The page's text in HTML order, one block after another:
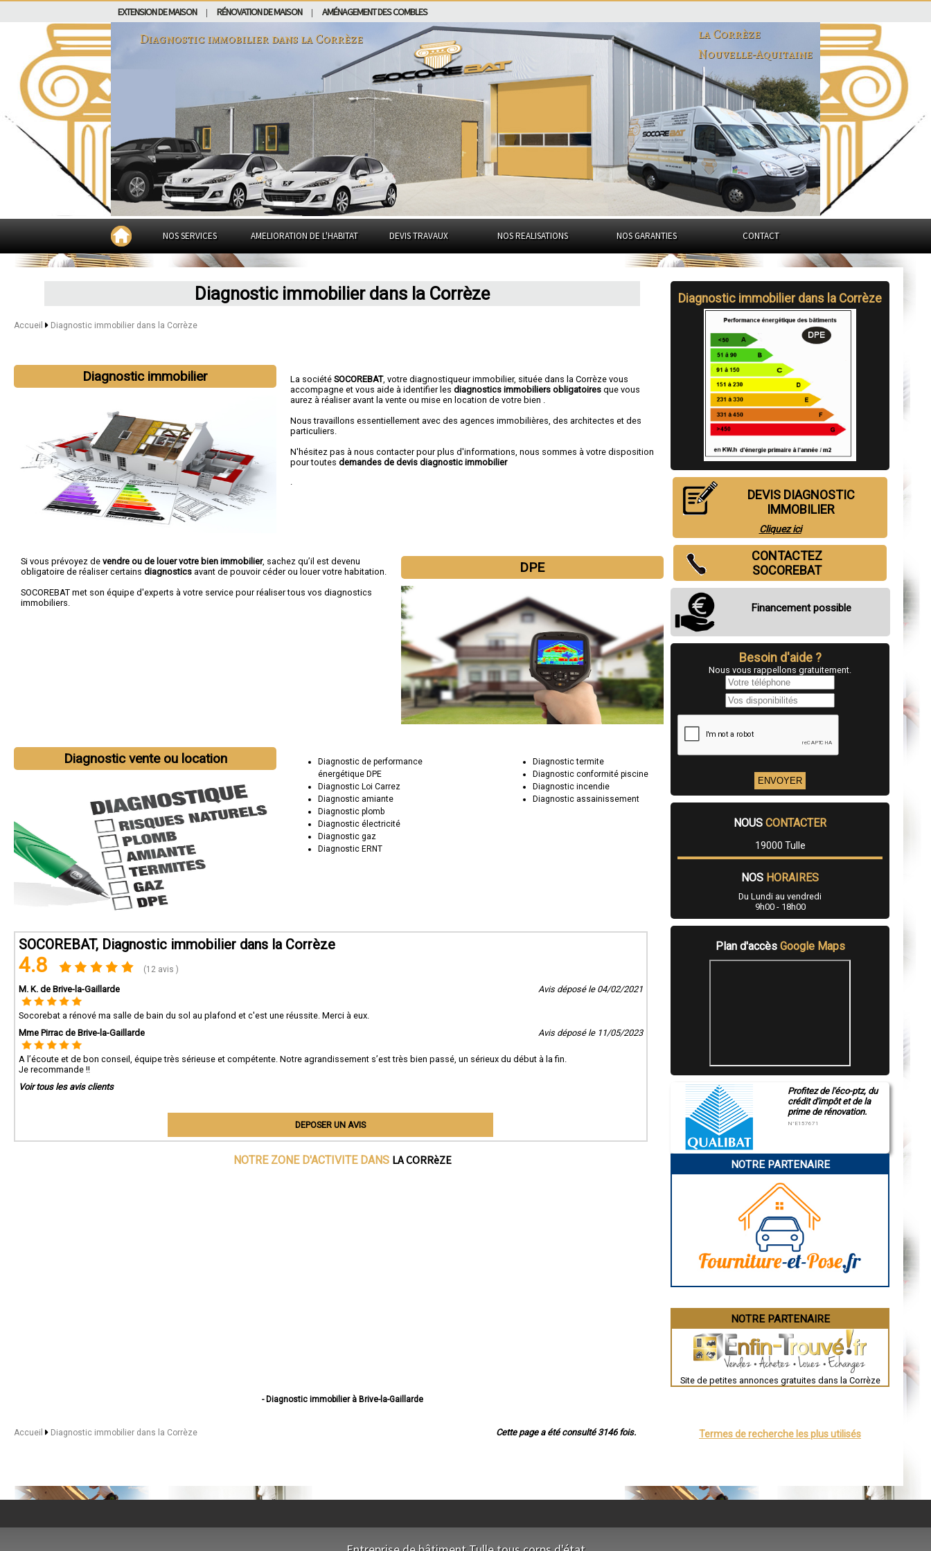
EXTENSION DE MAISON RÉNOVATION DE MAISON AMÉNAGEMENT DES COMBLES
Diagnostic immobilier dans la Corrèze
la Corrèze
Nouvelle-Aquitaine
NOS SERVICES AMELIORATION DE L'HABITAT DEVIS TRAVAUX NOS REALISATIONS NOS GARANTIES CONTACT
Diagnostic immobilier dans la Corrèze
Accueil Diagnostic immobilier dans la Corrèze
Diagnostic immobilier La sociétéSOCOREBAT, votre diagnostiqueur immobilier, située dans la Corrèze vous
accompagne et vous aide à identifier lesdiagnostics immobiliers obligatoiresque vous
aurez à réaliser avant la vente ou mise en location de votre bien .
Nous travaillons essentiellement avec des agences immobilières, des architectes et des
particuliers.
N'hésitez pas à nous contacter pour plus d'informations, nous sommes à votre disposition
pour toutesdemandes de devis diagnostic immobilier
DPE
Si vous prévoyez de vendre ou de louer votre bien immobilier, sachez qu’il est devenu
obligatoire de réaliser certains diagnostics avant de pouvoir céder ou louer votre habitation.
SOCOREBAT met son équipe d'experts à votre service pour réaliser tous vos diagnostics
immobiliers.
Diagnostic vente ou location
Diagnostic de performance
énergétique DPE
Diagnostic Loi Carrez
Diagnostic amiante
Diagnostic plomb
Diagnostic électricité
Diagnostic gaz
Diagnostic ERNT
Diagnostic termite
Diagnostic conformité piscine
Diagnostic incendie
Diagnostic assainissement
SOCOREBAT, Diagnostic immobilier dans la Corrèze
4.8 (12 avis )
M. K. de Brive-la-Gaillarde Avis déposé le 04/02/2021
Socorebat a rénové ma salle de bain du sol au plafond et c'est une réussite. Merci à eux.
Mme Pirrac de Brive-la-Gaillarde
Avis déposé le 11/05/2023
A l’écoute et de bon conseil, équipe très sérieuse et compétente. Notre agrandissement s’est très bien passé, un sérieux du début à la fin.
Je recommande !!
Voir tous les avis clients
DEPOSER UN AVIS
NOTRE ZONE D'ACTIVITE DANS LA CORRèZE
- Diagnostic immobilier à Brive-la-Gaillarde
- Diagnostic immobilier à Objat
- Diagnostic immobilier à Ussac
- Diagnostic immobilier à Cosnac
Cette page a été consulté 3146 fois.
Accueil Diagnostic immobilier dans la Corrèze
Diagnostic immobilier dans la Corrèze
DEVIS DIAGNOSTIC
IMMOBILIER
Cliquez ici
CONTACTEZ
SOCOREBAT
Financement possible
Besoin d'aide ?
Nous vous rappellons gratuitement.
NOUS CONTACTER
19000 Tulle
NOS HORAIRES
Du Lundi au vendredi
9h00 - 18h00
Plan d'accès Google Maps
Profitez de l'éco-ptz, du
crédit d'impôt et de la
prime de rénovation.
N°E157671
NOTRE PARTENAIRE
NOTRE PARTENAIRE
Site de petites annonces gratuites dans la Corrèze
Termes de recherche les plus utilisés